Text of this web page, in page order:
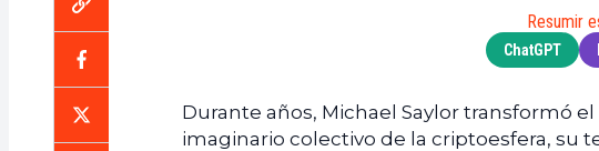
Resumir
ChatGPT
Durante años, Michael Saylor transformó
imaginario colectivo de la criptoesfera, su